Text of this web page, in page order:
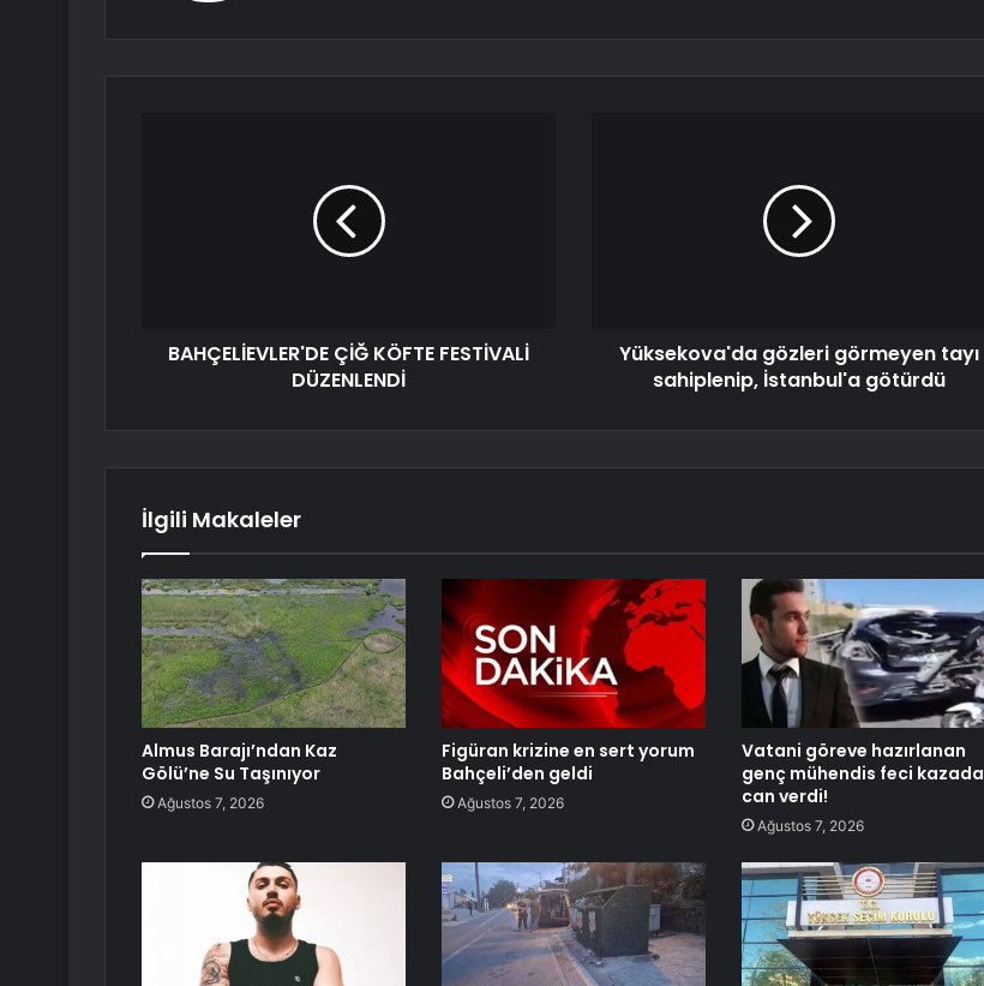
BAHÇELİEVLER'DE ÇİĞ KÖFTE FESTİVALİ
DÜZENLENDİ
Yüksekova'da gözleri görmeyen tayı
sahiplenip, İstanbul'a götürdü
İlgili Makaleler
Almus Barajı’ndan Kaz
Gölü’ne Su Taşınıyor
Ağustos 7, 2026
Figüran krizine en sert yorum
Bahçeli’den geldi
Ağustos 7, 2026
Vatani göreve hazırlanan
genç mühendis feci kazada
can verdi!
Ağustos 7, 2026